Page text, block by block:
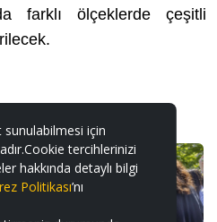
farklı ölçeklerde çeşitli
için
tercihlerinizi
hakkında detaylı bilgi
Politikası’nı